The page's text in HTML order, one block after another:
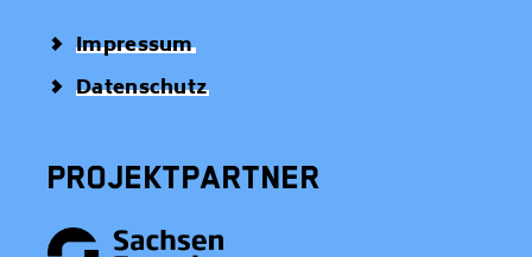
Impressum
Datenschutz
PROJEKTPARTNER